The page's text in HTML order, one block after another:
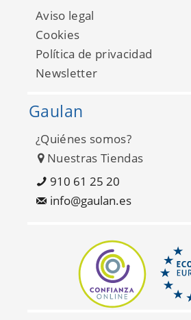
Compendium WP20003
Aviso legal
Cookies
Política de privacidad
Newsletter
Gaulan
¿Quiénes somos?
Nuestras Tiendas
910 61 25 20
info@gaulan.es